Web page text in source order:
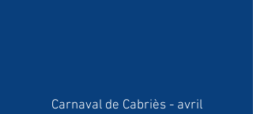
Carnaval de Cabriès - avril